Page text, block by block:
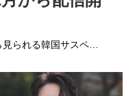
られる韓国サスペ…